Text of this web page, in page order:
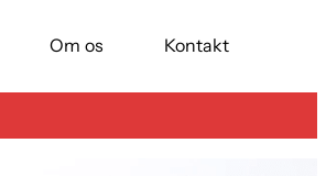
Om os Kontakt